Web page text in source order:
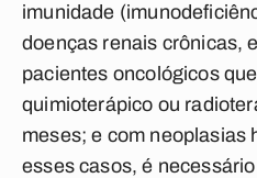
imunidade
doenças renais crônicas,
pacientes oncológicos
quimioterápico ou
meses; e com neoplasias
esses casos, é